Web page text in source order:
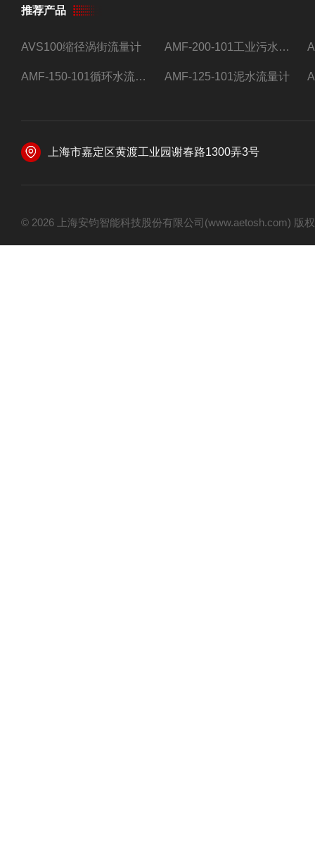
推荐产品
AVS100缩径涡街流量计 AMF-200-101工业污水流量计
AMF-150-101循环水流量计,电磁流量计 AMF-125-101泥水流量计
上海市嘉定区黄渡工业园谢春路1300弄3号
© 2026 上海安钧智能科技股份有限公司(www.aetosh.com)